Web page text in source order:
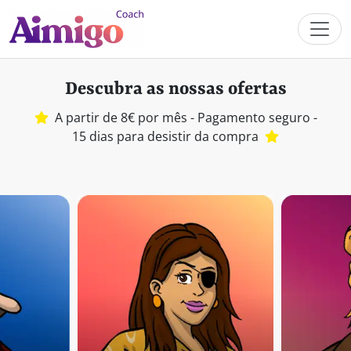
Descubra as nossas ofertas
A partir de 8€ por mês - Pagamento seguro -
15 dias para desistir da compra